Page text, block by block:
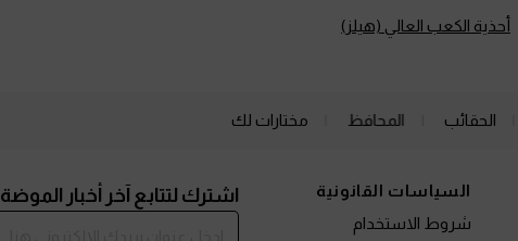
أحذية الكعب العالي (هيلز)
الحقائب المحافظ مختارات لك
السياسات القانونية
شروط الاستخدام
اشترك لتتابع آخر أخبار الموضة